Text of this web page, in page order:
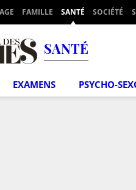
FAMILLE SANTÉ SOCIÉTÉ
SANTÉ
EXAMENS PSYCHO-